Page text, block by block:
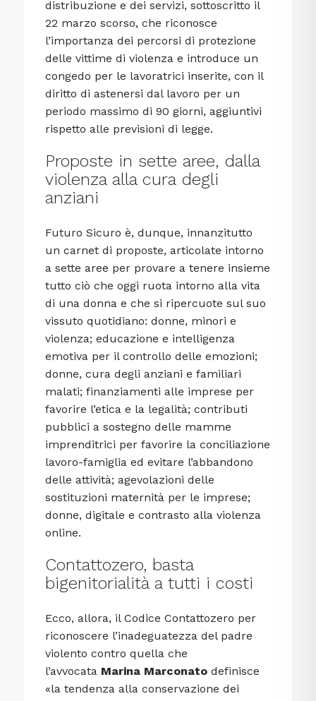
distribuzione e dei servizi, sottoscritto il
22 marzo scorso, che riconosce
l’importanza dei percorsi di protezione
delle vittime di violenza e introduce un
congedo per le lavoratrici inserite, con il
diritto di astenersi dal lavoro per un
periodo massimo di 90 giorni, aggiuntivi
rispetto alle previsioni di legge.
Proposte in sette aree, dalla
violenza alla cura degli
anziani
Futuro Sicuro è, dunque, innanzitutto
un carnet di proposte, articolate intorno
a sette aree per provare a tenere insieme
tutto ciò che oggi ruota intorno alla vita
di una donna e che si ripercuote sul suo
vissuto quotidiano: donne, minori e
violenza; educazione e intelligenza
emotiva per il controllo delle emozioni;
donne, cura degli anziani e familiari
malati; finanziamenti alle imprese per
favorire l’etica e la legalità; contributi
pubblici a sostegno delle mamme
imprenditrici per favorire la conciliazione
lavoro-famiglia ed evitare l’abbandono
delle attività; agevolazioni delle
sostituzioni maternità per le imprese;
donne, digitale e contrasto alla violenza
online.
Contattozero, basta
bigenitorialità a tutti i costi
Ecco, allora, il Codice Contattozero per
riconoscere l’inadeguatezza del padre
violento contro quella che
l’avvocata Marina Marconato definisce
«la tendenza alla conservazione dei